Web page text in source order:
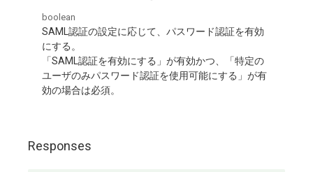
boolean
SAML認証の設定に応じて、パスワード認証を有効
にする。
「SAML認証を有効にする」が有効かつ、「特定の
ユーザのみパスワード認証を使用可能にする」が有
効の場合は必須。
Responses